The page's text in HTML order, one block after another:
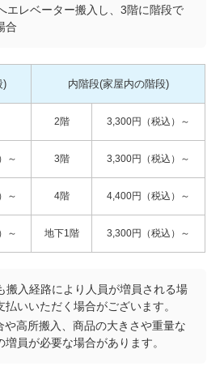
レベーター搬入し、3階に階段で
合
) 内階段(家屋内の階段)
2階 3,300円（税込）～
～ 3階 3,300円（税込）～
～ 4階 4,400円（税込）～
～ 地下1階 3,300円（税込）～
入経路により人員が増員される場
いいただく場合がございます。
高所搬入、商品の大きさや重量な
員が必要な場合があります。